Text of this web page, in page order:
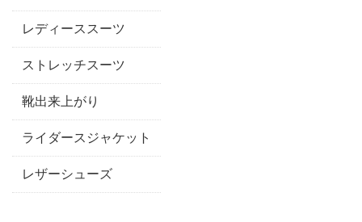
レディーススーツ
ストレッチスーツ
靴出来上がり
ライダースジャケット
レザーシューズ